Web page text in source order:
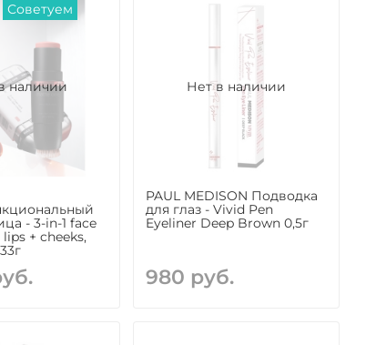
наличии
Советуем
- 3-in-1 face
+ cheeks,
Нет в наличии
PAUL MEDISON Подводка
для глаз - Vivid Pen
Eyeliner Deep Brown 0,5г
980 руб.